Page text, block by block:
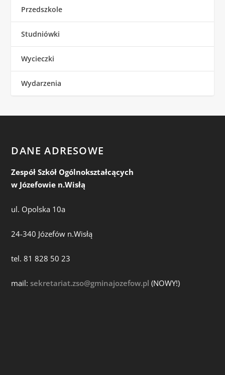
Przedszkole
Studniówki
Wycieczki
Wydarzenia
DANE ADRESOWE
Zespół Szkół Ogólnokształcących
w Józefowie n.Wisłą
ul. Opolska 10a
24-340 Józefów n.Wisłą
tel. 81 828 50 23
mail:sekretariat.zso@gminajozefow.pl (NOWY!)